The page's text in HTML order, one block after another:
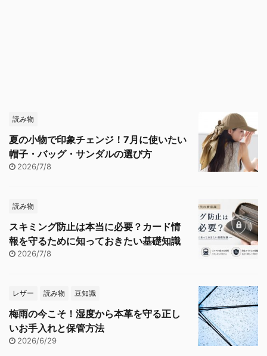
読み物
夏の小物で印象チェンジ！7月に使いたい
帽子・バッグ・サンダルの選び方
2026/7/8
読み物
スキミング防止は本当に必要？カード情
報を守るために知っておきたい基礎知識
2026/7/8
レザー 読み物 豆知識
梅雨の今こそ！湿度から本革を守る正し
いお手入れと保管方法
2026/6/29